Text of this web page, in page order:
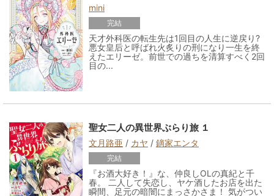
mini
完結
天才外科医の転生先は1回目の人生に逆戻り?
悪女皇后と呼ばれ火炙りの刑になり一生を終
えたエリーゼ。前世での過ちを清算すべく2回
目の...
聖女二人の異世界ぶらり旅 １
文月路亜 / カヤ / 鏑家エンタ
完結
『お酒大好き！』な、仲良しOLの真紀と千
春。 二人して失恋し、ヤケ酒したお店を出た
瞬間、足元の暗闇にまっさかさま！ 気がつい